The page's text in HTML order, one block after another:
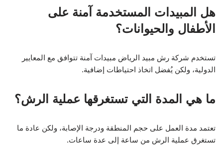
هل المبيدات المستخدمة آمنة على
الأطفال والحيوانات؟
تستخدم شركة رش مبيد الرياض مبيدات آمنة تتوافق مع المعايير
الدولية، ولكن يُفضل اتخاذ احتياطات إضافية.
ما هي المدة التي تستغرقها عملية الرش؟
تعتمد مدة العمل على حجم المنطقة ودرجة الإصابة، ولكن عادة ما
تستغرق عملية الرش من ساعة إلى عدة ساعات.